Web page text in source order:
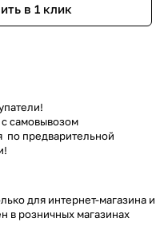
в 1 клик
с самовывозом
по предварительной
для интернет-магазина и
в розничных магазинах